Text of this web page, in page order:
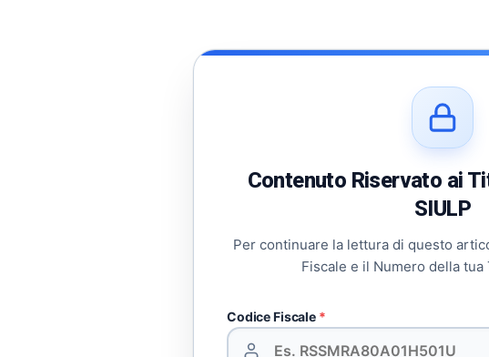
Contenuto Riservato ai
SIULP
Per continuare la lettura di questo
Fiscale e il Numero della tua
Codice Fiscale *